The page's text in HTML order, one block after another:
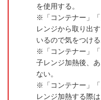
を使用する。
「コンテナー」
レンジから取り出
いるので気をつける
「コンテナー」
子レンジ加熱後、
ない。
「コンテナー」
レンジ加熱する際